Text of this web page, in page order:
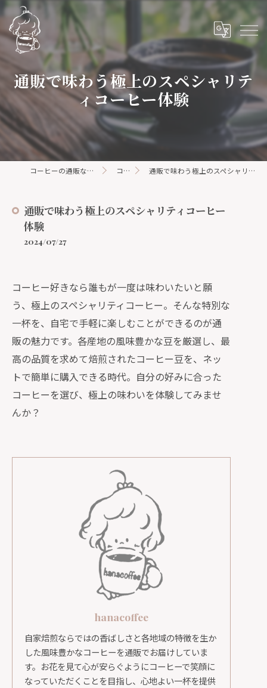
通販で味わう極上のスペシャリテ
ィコーヒー体験
コーヒーの通販ならhanacoffee コラム 通販で味わう極上のスペシャリティコーヒー体験
通販で味わう極上のスペシャリティコーヒー
体験
2024/07/27
コーヒー好きなら誰もが一度は味わいたいと願
う、極上のスペシャリティコーヒー。そんな特別な
一杯を、自宅で手軽に楽しむことができるのが通
販の魅力です。各産地の風味豊かな豆を厳選し、最
高の品質を求めて焙煎されたコーヒー豆を、ネッ
トで簡単に購入できる時代。自分の好みに合った
コーヒーを選び、極上の味わいを体験してみませ
んか？
hanacoffee
自家焙煎ならではの香ばしさと各地域の特徴を生か
した風味豊かなコーヒーを通販でお届けしていま
す。お花を見て心が安らぐようにコーヒーで笑顔に
なっていただくことを目指し、心地よい一杯を提供